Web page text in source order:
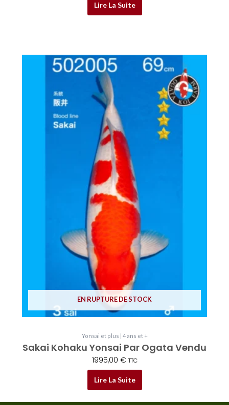
Lire La Suite
EN RUPTURE DE STOCK
Yonsai et plus | 4 ans et +
Sakai Kohaku Yonsai Par Ogata Vendu
1995,00 € TTC
Lire La Suite